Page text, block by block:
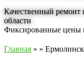
Качественный ремонт
области
Фиксированные цены
Главная » »